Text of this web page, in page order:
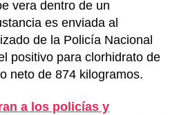
vera dentro de un
es enviada al
de la Policía Nacional
positivo para clorhidrato de
neto de 874 kilogramos.
a los policías y